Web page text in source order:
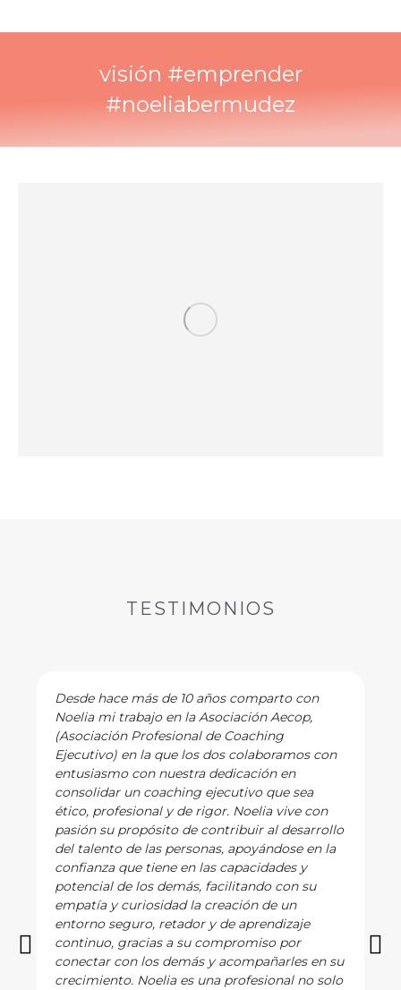
visión #emprender
#noeliabermudez
TESTIMONIOS
Desde hace más de 10 años comparto con
Noelia mi trabajo en la Asociación Aecop,
(Asociación Profesional de Coaching
Ejecutivo) en la que los dos colaboramos con
entusiasmo con nuestra dedicación en
consolidar un coaching ejecutivo que sea
ético, profesional y de rigor. Noelia vive con
pasión su propósito de contribuir al desarrollo
del talento de las personas, apoyándose en la
confianza que tiene en las capacidades y
potencial de los demás, facilitando con su
empatía y curiosidad la creación de un
entorno seguro, retador y de aprendizaje
continuo, gracias a su compromiso por
conectar con los demás y acompañarles en su
crecimiento. Noelia es una profesional no solo